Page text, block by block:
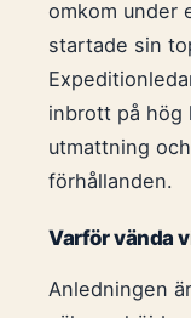
omkom under
startade sin
inbrott på hög
utmattning
förhållanden.
Varför vända
Anledningen